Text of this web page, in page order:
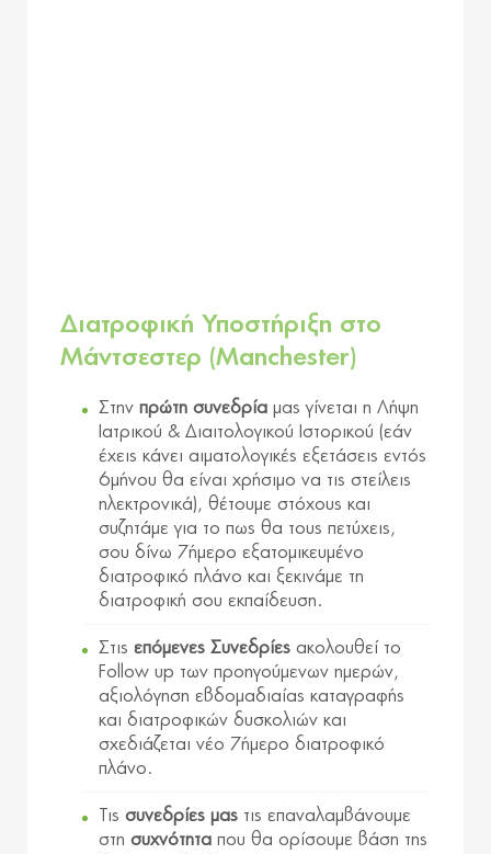
Διατροφική Υποστήριξη στο
Μάντσεστερ (Manchester)
Στην πρώτη συνεδρία μας γίνεται η Λήψη
Ιατρικού & Διαιτολογικού Ιστορικού (εάν
έχεις κάνει αιματολογικές εξετάσεις εντός
6μήνου θα είναι χρήσιμο να τις στείλεις
ηλεκτρονικά), θέτουμε στόχους και
συζητάμε για το πως θα τους πετύχεις,
σου δίνω 7ήμερο εξατομικευμένο
διατροφικό πλάνο και ξεκινάμε τη
διατροφική σου εκπαίδευση.
Στις επόμενες Συνεδρίες ακολουθεί το
Follow up των προηγούμενων ημερών,
αξιολόγηση εβδομαδιαίας καταγραφής
και διατροφικών δυσκολιών και
σχεδιάζεται νέο 7ήμερο διατροφικό
πλάνο.
Τις συνεδρίες μας τις επαναλαμβάνουμε
στη συχνότητα που θα ορίσουμε βάση της